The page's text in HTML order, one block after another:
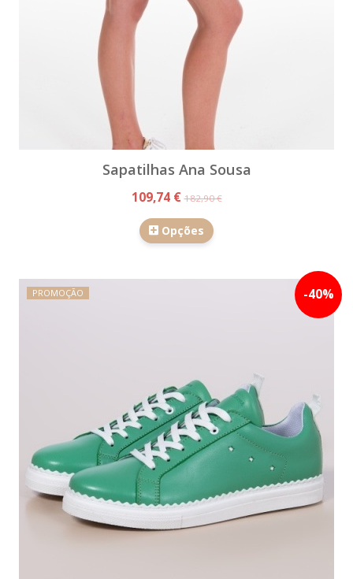
Sapatilhas Ana Sousa
109,74 €182,90 €
Opções
-40%
PROMOÇÃO